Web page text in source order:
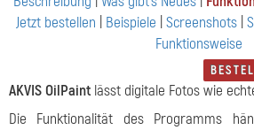
Jetzt bestellen
Beispiele Screenshots
Funktionsweise
AKVIS OilPaint lässt digitale Fotos wie
Die Funktionalität des Programms